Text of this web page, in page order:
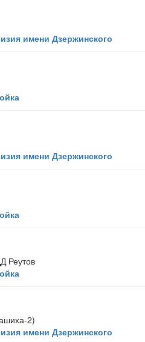
имени Дзержинского
имени Дзержинского
Реутов
2)
имени Дзержинского